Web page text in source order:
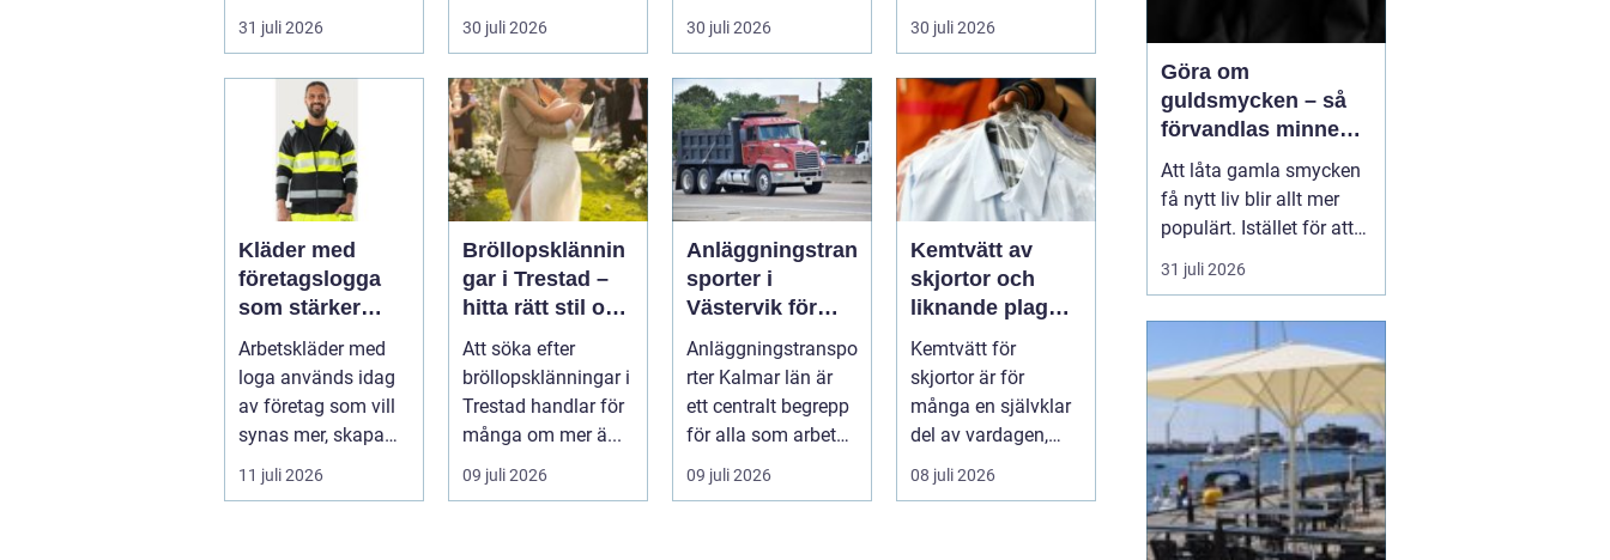
a...
31 juli 2026
skugga. Det
påverkar hur länge
gäs...
30 juli 2026
praktiska beslut. En
b...
30 juli 2026
Flygtider, packning,
säker...
30 juli 2026
Kläder med
företagslogga
som stärker
varumärket
varje dag
Arbetskläder med
loga används idag
av företag som vill
synas mer, skapa
stolthet inte...
11 juli 2026
Bröllopsklännin
gar i Trestad –
hitta rätt stil och
passform inför
den stora dagen
Att söka efter
bröllopsklänningar i
Trestad handlar för
många om mer ä...
09 juli 2026
Anläggningstran
sporter i
Västervik för
effektiva
byggprojekt
Anläggningstranspo
rter Kalmar län är
ett centralt begrepp
för alla som arbetar
m...
09 juli 2026
Kemtvätt av
skjortor och
liknande plagg:
Så fungerar
professionell
klädvård i
praktiken
Kemtvätt för
skjortor är för
många en självklar
del av vardagen,
men ...
08 juli 2026
Göra om
guldsmycken – så
förvandlas minnen
till nya favoriter
Att låta gamla smycken
få nytt liv blir allt mer
populärt. Istället för att
låta arvegods ligga i en
låda kan de formas om
passar stilen i dag och
bär med sig historien.
N&au...
31 juli 2026